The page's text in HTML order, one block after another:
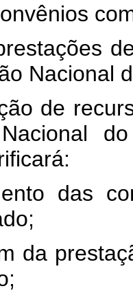
Nacional
de
das
da